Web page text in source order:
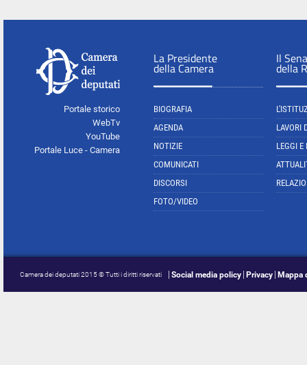
Portale storico
WebTv
YouTube
Portale Luce - Camera
La Presidente
della Camera
BIOGRAFIA
AGENDA
NOTIZIE
COMUNICATI
DISCORSI
FOTO/VIDEO
Il
della
LAVORI
LEGGI E
Camera dei deputati 2015 © Tutti i diritti riservati Social media policy Privacy Mappa